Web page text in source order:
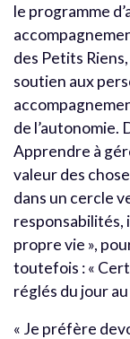
le programme
des Petits
soutien aux
de l’autonomie.
Apprendre à
valeur des
dans un cercle
responsabilités,
propre vie »,
toutefois : «
réglés du jour
« Je préfère